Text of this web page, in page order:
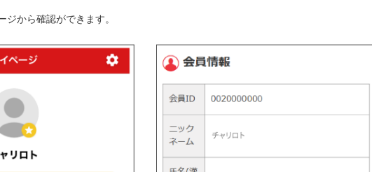
から確認ができます。